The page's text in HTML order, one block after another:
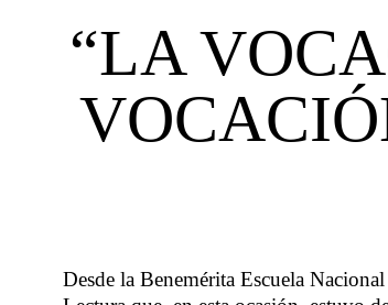
“LA
Desde la Benemérita Escuela